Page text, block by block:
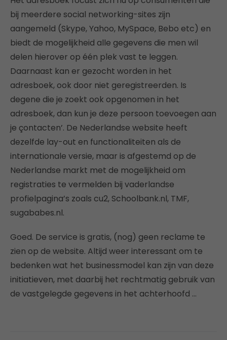
bij meerdere social networking-sites zijn
aangemeld (Skype, Yahoo, MySpace, Bebo etc) en
biedt de mogelijkheid alle gegevens die men wil
delen hierover op één plek vast te leggen.
Daarnaast kan er gezocht worden in het
adresboek, ook door niet geregistreerden. Is
degene die je zoekt ook opgenomen in het
adresboek, dan kun je deze persoon toevoegen aan
je çontacten’. De Nederlandse website heeft
dezelfde lay-out en functionaliteiten als de
internationale versie, maar is afgestemd op de
Nederlandse markt met de mogelijkheid om
registraties te vermelden bij vaderlandse
profielpagina’s zoals cu2, Schoolbank.nl, TMF,
sugababes.nl.
Goed. De service is gratis, (nog) geen reclame te
zien op de website. Altijd weer interessant om te
bedenken wat het businessmodel kan zijn van deze
initiatieven, met daarbij het rechtmatig gebruik van
de vastgelegde gegevens in het achterhoofd …